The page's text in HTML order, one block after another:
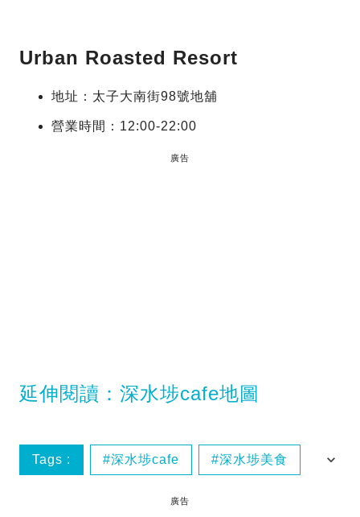
Urban Roasted Resort
地址：太子大南街98號地舖
營業時間：12:00-22:00
廣告
延伸閱讀：深水埗cafe地圖
Tags : 深水埗cafe 深水埗美食
香港好去處
廣告